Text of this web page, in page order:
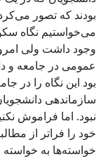
بودند که تصور
می‌خواستیم نگاه
وجود داشت ولی
عمومی‌ در جامعه و
بود این نگاه را در
سازماندهی
خود را فراتر از
خواسته‌ها به